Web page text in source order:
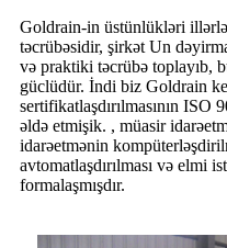
Goldrain-in üstünlükləri
təcrübəsidir, şirkət Un
və praktiki təcrübə toplayıb,
güclüdür. İndi biz Goldrain
sertifikatlaşdırılmasının ISO
əldə etmişik. , müasir
idarəetmənin
avtomatlaşdırılması və elmi
formalaşmışdır.